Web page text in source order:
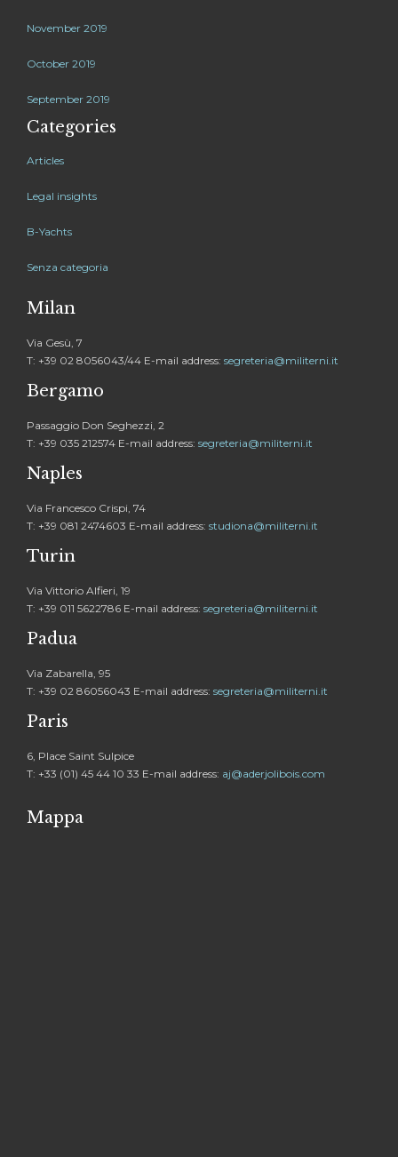
November 2019
October 2019
September 2019
Categories
Articles
Legal insights
B-Yachts
Senza categoria
Milan
Via Gesù, 7
T: +39 02 8056043/44 E-mail address: segreteria@militerni.it
Bergamo
Passaggio Don Seghezzi, 2
T: +39 035 212574 E-mail address: segreteria@militerni.it
Naples
Via Francesco Crispi, 74
T: +39 081 2474603 E-mail address: studiona@militerni.it
Turin
Via Vittorio Alfieri, 19
T: +39 011 5622786 E-mail address: segreteria@militerni.it
Padua
Via Zabarella, 95
T: +39 02 86056043 E-mail address: segreteria@militerni.it
Paris
6, Place Saint Sulpice
T: +33 (01) 45 44 10 33 E-mail address: aj@aderjolibois.com
Mappa